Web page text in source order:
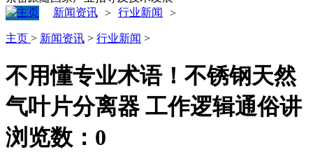
新闻资讯 > 行业新闻 >
主页 > 新闻资讯 > 行业新闻 >
不用懂专业术语！不锈钢天然
气叶片分离器 工作逻辑通俗讲
浏览数： 0